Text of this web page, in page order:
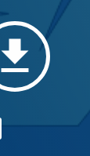
file_download